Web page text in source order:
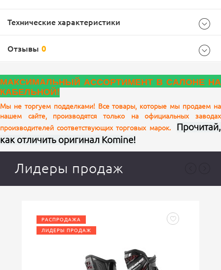
Технические характеристики
Отзывы 0
Ваш отзыв
МАКСИМАЛЬНЫЙ АССОРТИМЕНТ В САЛОНЕ НА
КАБЕЛЬНОЙ!
Мы не торгуем подделками! Все товары, которые мы продаем на
нашем сайте, производятся только на официальных заводах
производителей соответствующих торговых марок.
Прочитай,
как отличить оригинал Komine!
Лидеры продаж
РАСПРОДАЖА
ЛИДЕРЫ ПРОДАЖ